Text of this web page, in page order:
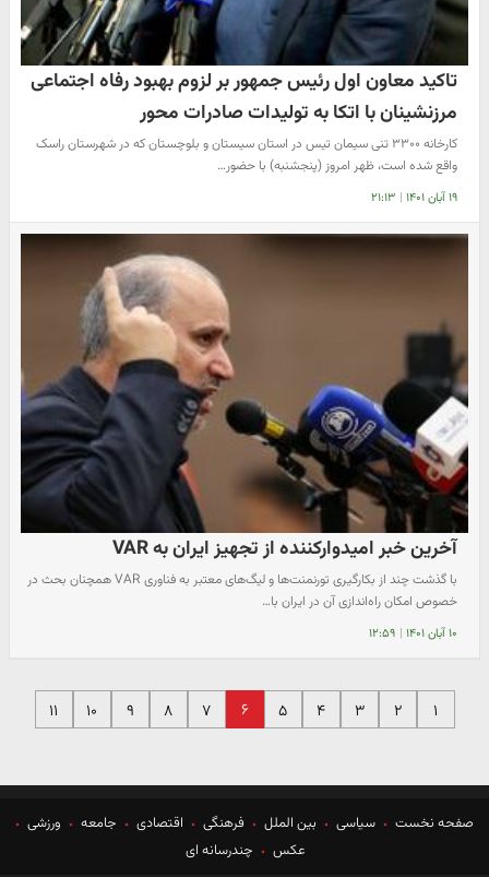
تاکید معاون اول رئیس جمهور بر لزوم بهبود رفاه اجتماعی
مرزنشینان با اتکا به تولیدات صادرات محور
کارخانه ۳۳۰۰ تنی سیمان تیس در استان سیستان و بلوچستان که در شهرستان راسک
واقع شده است، ظهر امروز (پنجشنبه) با حضور…
۱۹ آبان ۱۴۰۱ | ۲۱:۱۳
آخرین خبر امیدوارکننده از تجهیز ایران به VAR
با گذشت چند از بکارگیری تورنمنت‌ها و لیگ‌های معتبر به فناوری VAR همچنان بحث در
خصوص امکان راه‌اندازی آن در ایران با…
۱۰ آبان ۱۴۰۱ | ۱۲:۵۹
۱ ۲ ۳ ۴ ۵ ۶ ۷ ۸ ۹ ۱۰ ۱۱
صفحه نخست سیاسی بین الملل فرهنگی اقتصادی جامعه
ورزشی
عکس
چندرسانه ای